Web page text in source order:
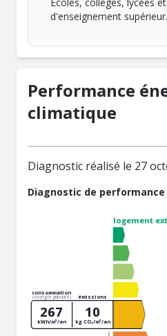
d'enseignement supérieur.
Performance
climatique
Diagnostic réalisé le 27
Diagnostic de performance
logement
consommation
(énergie primaire) émissions
267
kWh/m²/an
10
kg CO₂/m²/an